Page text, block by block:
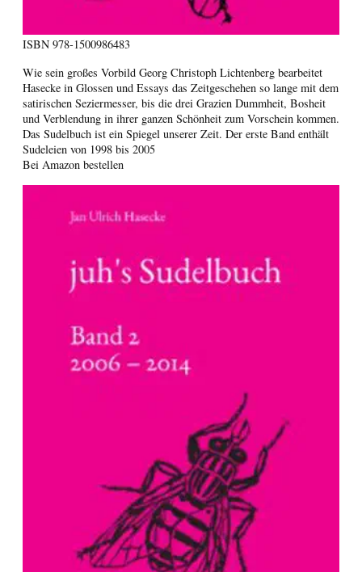
ISBN 978-1500986483
Wie sein großes Vorbild Georg Christoph Lichtenberg bearbeitet
Hasecke in Glossen und Essays das Zeitgeschehen so lange mit dem
satirischen Seziermesser, bis die drei Grazien Dummheit, Bosheit
und Verblendung in ihrer ganzen Schönheit zum Vorschein kommen.
Das Sudelbuch ist ein Spiegel unserer Zeit. Der erste Band enthält
Sudeleien von 1998 bis 2005
Bei Amazon bestellen